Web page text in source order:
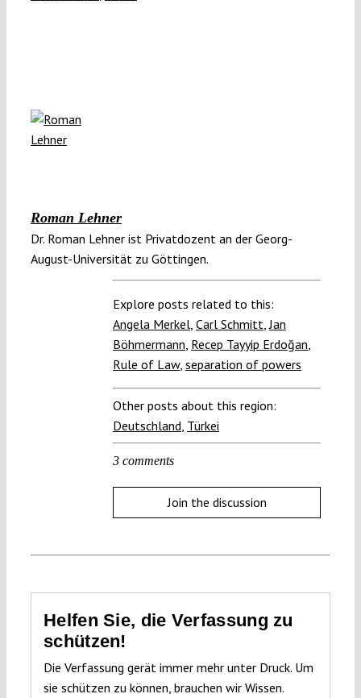
Roman Lehner
Dr. Roman Lehner ist Privatdozent an der Georg-
August-Universität zu Göttingen.
Explore posts related to this:
Angela Merkel Carl Schmitt ,Jan
Böhmermann Recep Tayyip Erdoğan
Rule of Law, separation of powers
Other posts about this region:
Deutschland Türkei
3 comments
Join the discussion
Helfen Sie, die Verfassung zu
schützen!
Die Verfassung gerät immer mehr unter Druck. Um
sie schützen zu können, brauchen wir Wissen.